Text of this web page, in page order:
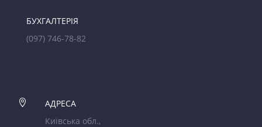
БУХГАЛТЕРІЯ
(097) 746-78-82

АДРЕСА
Київська обл.,